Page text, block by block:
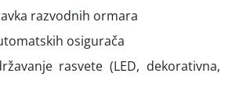
razvodnih ormara
osigurača
rasvete (LED, dekorativna,